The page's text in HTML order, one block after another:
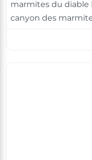
marmites du diable
canyon des